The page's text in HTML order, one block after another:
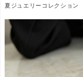
夏ジュエリーコレクション